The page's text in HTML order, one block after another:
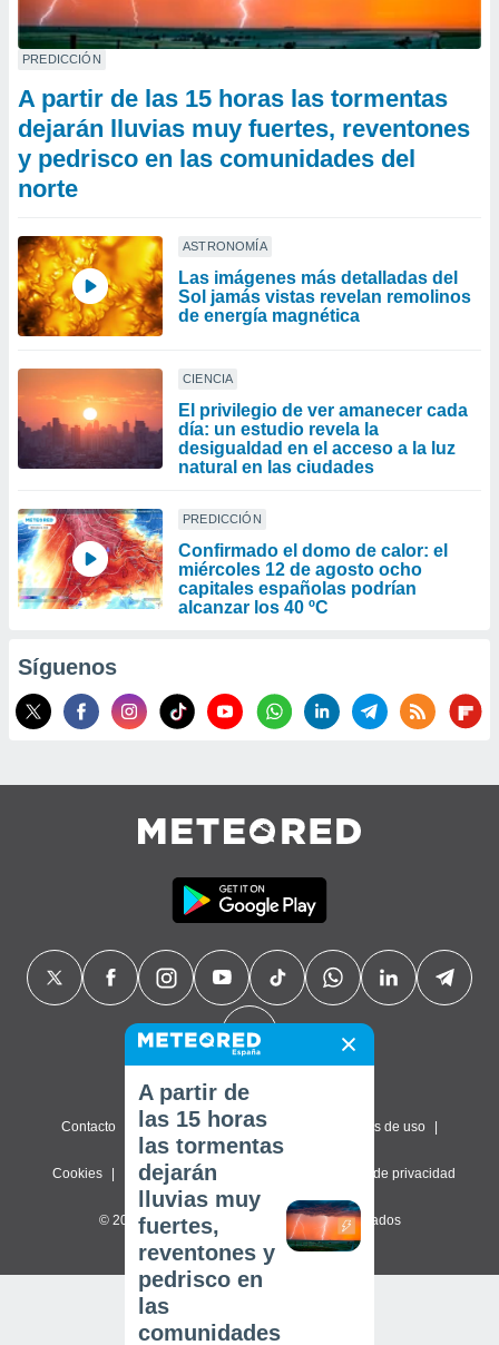
PREDICCIÓN
A partir de las 15 horas las tormentas
dejarán lluvias muy fuertes, reventones
y pedrisco en las comunidades del
norte
ASTRONOMÍA
Las imágenes más detalladas del
Sol jamás vistas revelan remolinos
de energía magnética
CIENCIA
El privilegio de ver amanecer cada
día: un estudio revela la
desigualdad en el acceso a la luz
natural en las ciudades
PREDICCIÓN
Confirmado el domo de calor: el
miércoles 12 de agosto ocho
capitales españolas podrían
alcanzar los 40 ºC
Síguenos
Contacto Sobre nosotros Términos de uso
Cookies Política de privacidad Configuración de privacidad
© 2026 Meteored. Todos los derechos reservados
A partir de
las 15 horas
las tormentas
dejarán
lluvias muy
fuertes,
reventones y
pedrisco en
las
comunidades